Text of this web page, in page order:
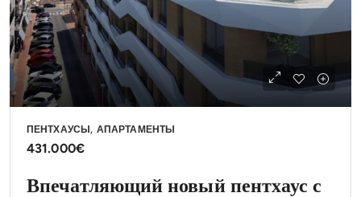
ПЕНТХАУСЫ, АПАРТАМЕНТЫ
431.000€
Впечатляющий новый пентхаус с